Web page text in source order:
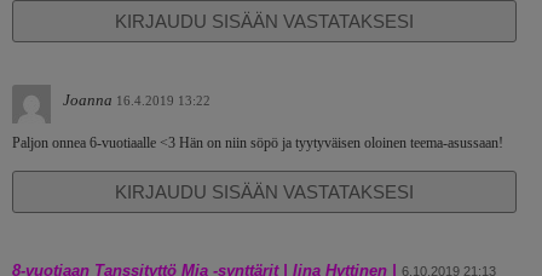
KIRJAUDU SISÄÄN VASTATAKSESI
Joanna 16.4.2019 13:22
Paljon onnea 6-vuotiaalle <3 Hän on niin söpö ja tyytyväisen oloinen teema-asussaan!
KIRJAUDU SISÄÄN VASTATAKSESI
8-vuotiaan Tanssityttö Mia -synttärit | Iina Hyttinen | 6.10.2019 21:13